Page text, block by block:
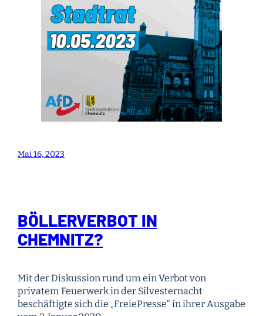
Mai 16, 2023
BÖLLERVERBOT IN
CHEMNITZ?
Mit der Diskussion rund um ein Verbot von
privatem Feuerwerk in der Silvesternacht
beschäftigte sich die „FreiePresse“ in ihrer Ausgabe